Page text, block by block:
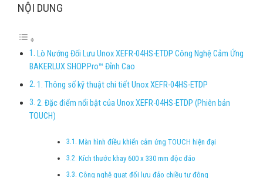
NỘI DUNG
Lò Nướng Đối Lưu Unox XEFR-04HS-ETDP Công Nghệ Cảm Ứng
BAKERLUX SHOP.Pro™ Đỉnh Cao
1. Thông số kỹ thuật chi tiết Unox XEFR-04HS-ETDP
2. Đặc điểm nổi bật của Unox XEFR-04HS-ETDP (Phiên bản
TOUCH)
Màn hình điều khiển cảm ứng TOUCH hiện đại
Kích thước khay 600 x 330 mm độc đáo
Công nghệ quạt đối lưu đảo chiều tự động